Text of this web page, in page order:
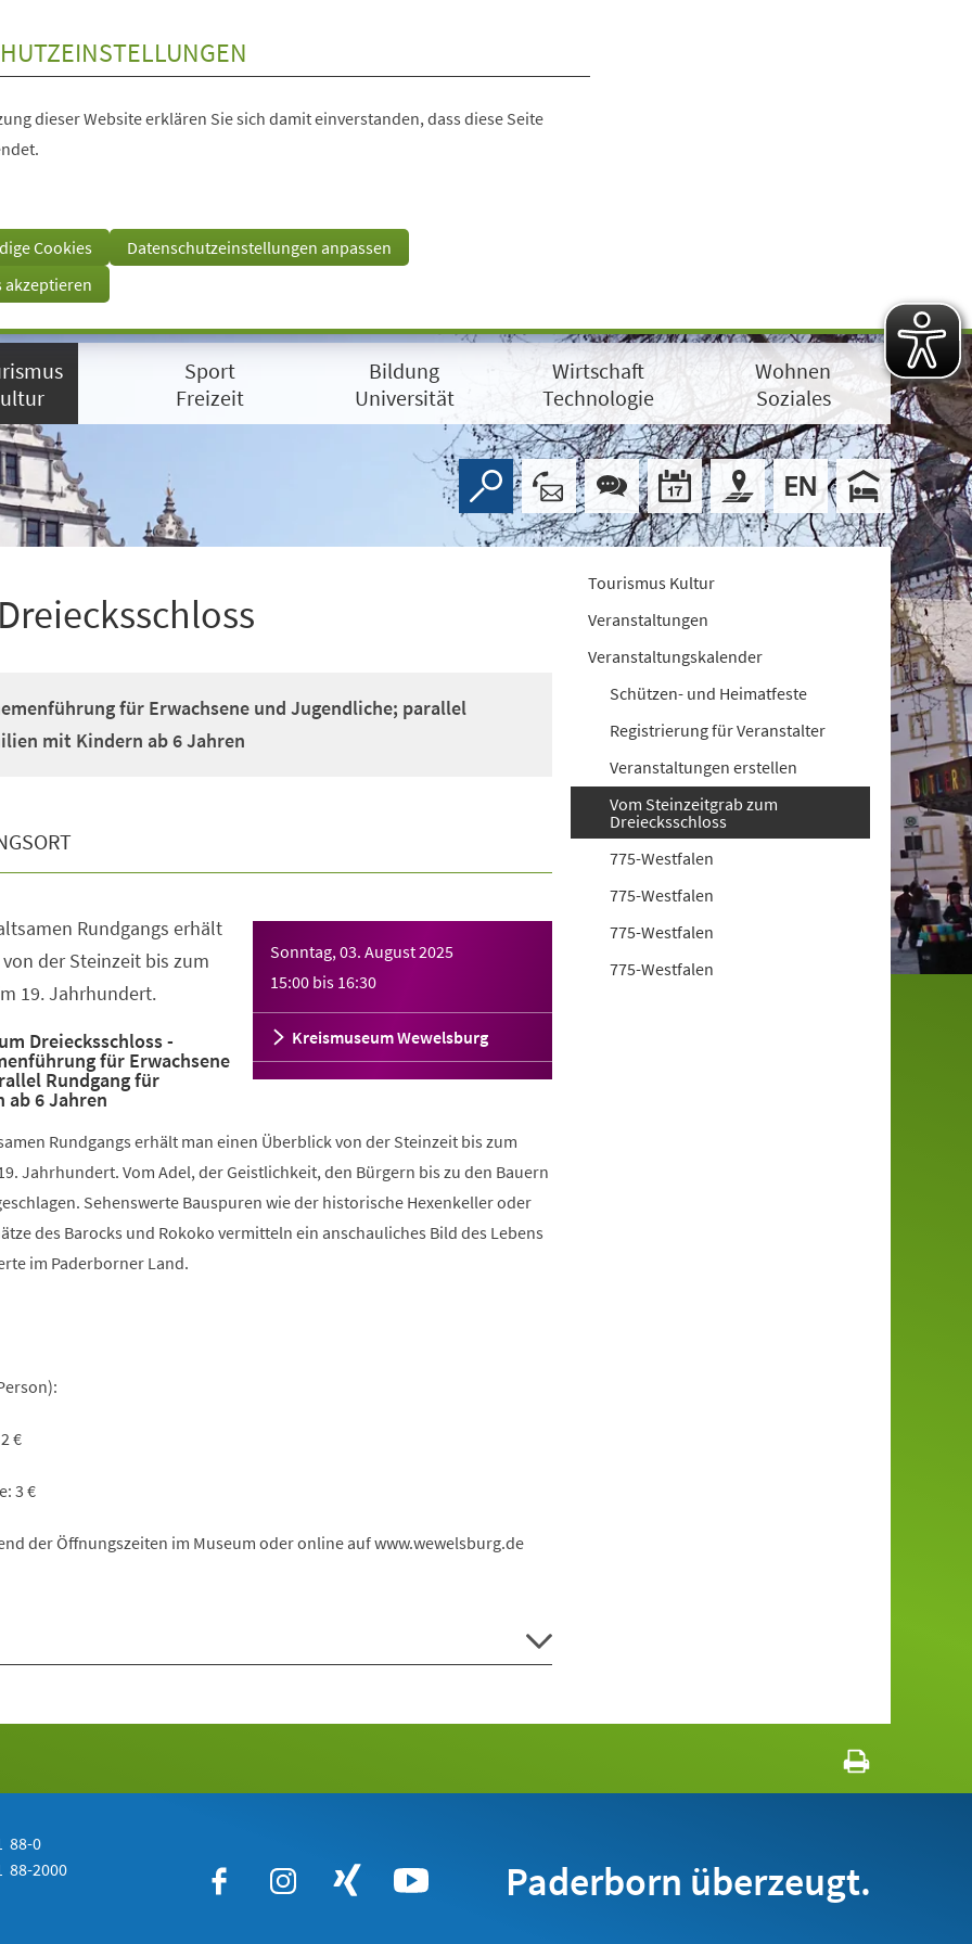
dieser Website erklären Sie sich damit einverstanden, dass diese Seite
Cookies
Datenschutzeinstellungen anpassen
akzeptieren
Sport
Freizeit
Bildung
Universität
Wirtschaft
Technologie
Wohnen
Soziales
für Erwachsene und Jugendliche; parallel
mit Kindern ab 6 Jahren
Sonntag, 03. August 2025
15:00 bis 16:30
Kreismuseum Wewelsburg
Rundgangs erhält
der Steinzeit bis zum
19. Jahrhundert.
Dreiecksschloss -
für Erwachsene
Rundgang für
ab 6 Jahren
Rundgangs erhält man einen Überblick von der Steinzeit bis zum
Jahrhundert. Vom Adel, der Geistlichkeit, den Bürgern bis zu den Bauern
Sehenswerte Bauspuren wie der historische Hexenkeller oder
des Barocks und Rokoko vermitteln ein anschauliches Bild des Lebens
im Paderborner Land.
€
3 €
der Öffnungszeiten im Museum oder online auf www.wewelsburg.de
Tourismus Kultur
Veranstaltungen
Veranstaltungskalender
Schützen- und Heimatfeste
Registrierung für Veranstalter
Veranstaltungen erstellen
Vom Steinzeitgrab zum
Dreiecksschloss
775-Westfalen
775-Westfalen
775-Westfalen
775-Westfalen
88-0
88-2000 Paderborn überzeugt.